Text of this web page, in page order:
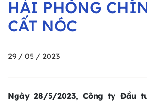
HẢI PHÒNG
CẤT NÓC
29 / 05 / 2023
Ngày 28/5/2023, Công ty Đầu